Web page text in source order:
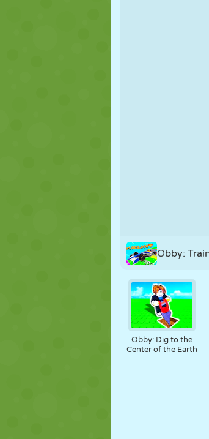
Obby:
Obby: Dig to the
Center of the Earth